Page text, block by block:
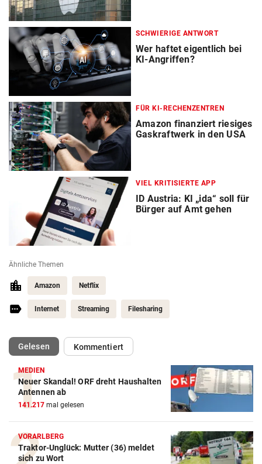
SCHWIERIGE ANTWORT
Wer haftet eigentlich bei
KI-Angriffen?
FÜR KI-RECHENZENTREN
Amazon finanziert riesiges
Gaskraftwerk in den USA
VIEL KRITISIERTE APP
ID Austria: KI „ida“ soll für
Bürger auf Amt gehen
Ähnliche Themen
Amazon Netflix
Internet Streaming Filesharing
Gelesen(ausgewählt)Kommentiert
MEDIEN
Neuer Skandal! ORF dreht Haushalten
Antennen ab
141.217 mal gelesen
VORARLBERG
Traktor-Unglück: Mutter (36) meldet
sich zu Wort